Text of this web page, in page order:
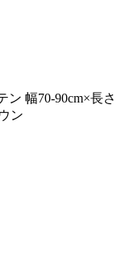
ン 幅70-90cm×長さ
ン